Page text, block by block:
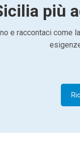
più
e raccontaci come